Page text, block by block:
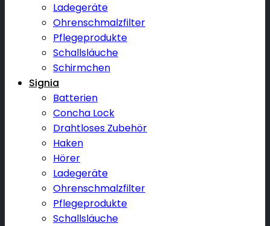
Ladegeräte
Ohrenschmalzfilter
Pflegeprodukte
Schallsläuche
Schirmchen
Signia
Batterien
Concha Lock
Drahtloses Zubehör
Haken
Hörer
Ladegeräte
Ohrenschmalzfilter
Pflegeprodukte
Schallsläuche